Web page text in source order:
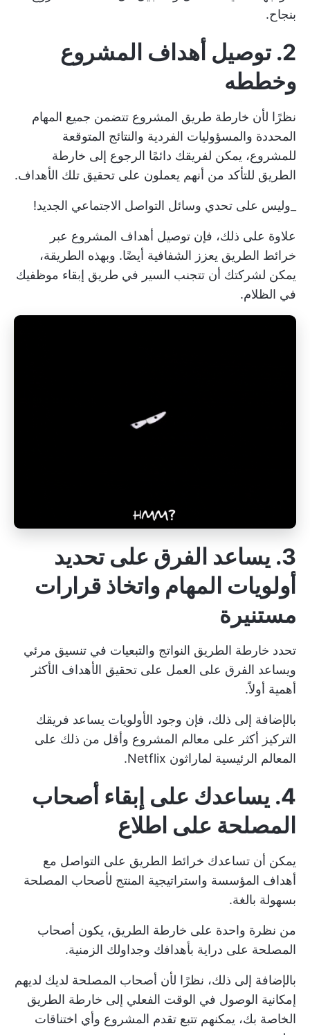
بنجاح.
2. توصيل أهداف المشروع
وخططه
نظرًا لأن خارطة طريق المشروع تتضمن جميع المهام
المحددة والمسؤوليات الفردية والنتائج المتوقعة
للمشروع، يمكن لفريقك دائمًا الرجوع إلى خارطة
الطريق للتأكد من أنهم يعملون على تحقيق تلك الأهداف.
_وليس على تحدي وسائل التواصل الاجتماعي الجديد!
علاوة على ذلك، فإن توصيل أهداف المشروع عبر
خرائط الطريق يعزز الشفافية أيضًا. وبهذه الطريقة،
يمكن لشركتك أن تتجنب السير في طريق إبقاء موظفيك
في الظلام.
3. يساعد الفرق على تحديد
أولويات المهام واتخاذ قرارات
مستنيرة
تحدد خارطة الطريق النواتج والتبعيات في تنسيق مرئي
ويساعد الفرق على العمل على تحقيق الأهداف الأكثر
أهمية أولاً.
بالإضافة إلى ذلك، فإن وجود الأولويات يساعد فريقك
التركيز أكثر على معالم المشروع وأقل من ذلك على
المعالم الرئيسية لماراثون Netflix.
4. يساعدك على إبقاء أصحاب
المصلحة على اطلاع
يمكن أن تساعدك خرائط الطريق على التواصل مع
أهداف المؤسسة واستراتيجية المنتج لأصحاب المصلحة
بسهولة بالغة.
من نظرة واحدة على خارطة الطريق، يكون أصحاب
المصلحة على دراية بأهدافك وجداولك الزمنية.
بالإضافة إلى ذلك، نظرًا لأن أصحاب المصلحة لديك لديهم
إمكانية الوصول في الوقت الفعلي إلى خارطة الطريق
الخاصة بك، يمكنهم تتبع تقدم المشروع وأي اختناقات